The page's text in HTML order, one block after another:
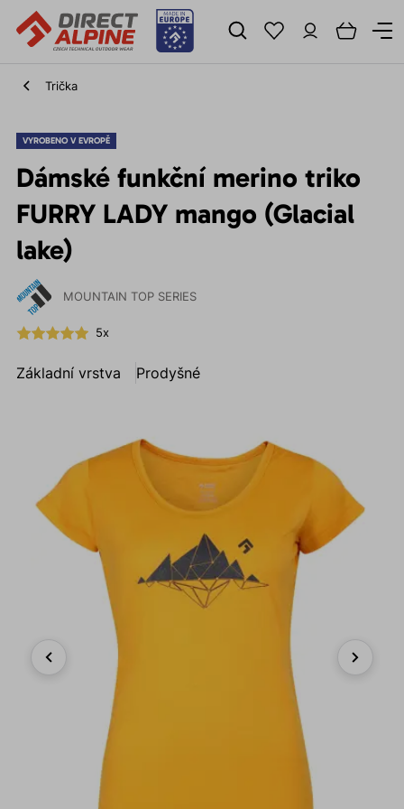
Trička
VYROBENO V EVROPĚ
Dámské funkční merino triko
FURRY LADY mango (Glacial
lake)
MOUNTAIN TOP SERIES
5x
Základní vrstva Prodyšné